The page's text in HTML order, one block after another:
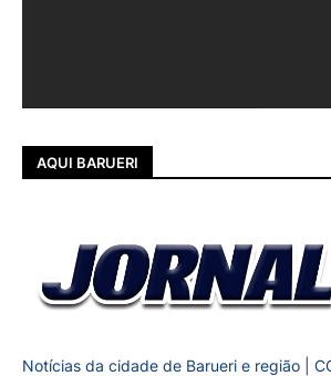
AQUI BARUERI
Notícias da cidade de Barueri e região |